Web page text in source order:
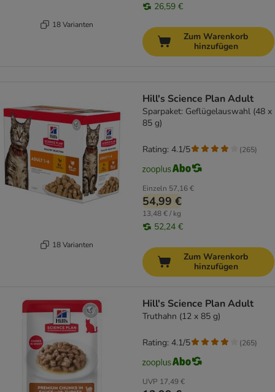
18 Varianten
26,59 €
Zum Warenkorb
hinzufügen
18 Varianten
Hill's Science Plan Adult
Sparpaket: Geflügelauswahl (48 x
85 g)
Einzeln 57,16 €
54,99 €
13,48 € / kg
52,24 €
Rating: 4.1/5 (265)
Zum Warenkorb
hinzufügen
Hill's Science Plan Adult
Truthahn (12 x 85 g)
UVP 17,49 €
Rating: 4.1/5 (265)